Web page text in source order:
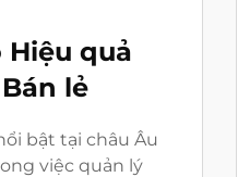
Hiệu quả
lẻ
bật tại châu Âu
việc quản lý